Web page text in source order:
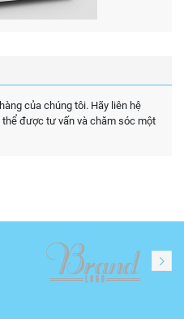
của chúng tôi. Hãy liên hệ
được tư vấn và chăm sóc một